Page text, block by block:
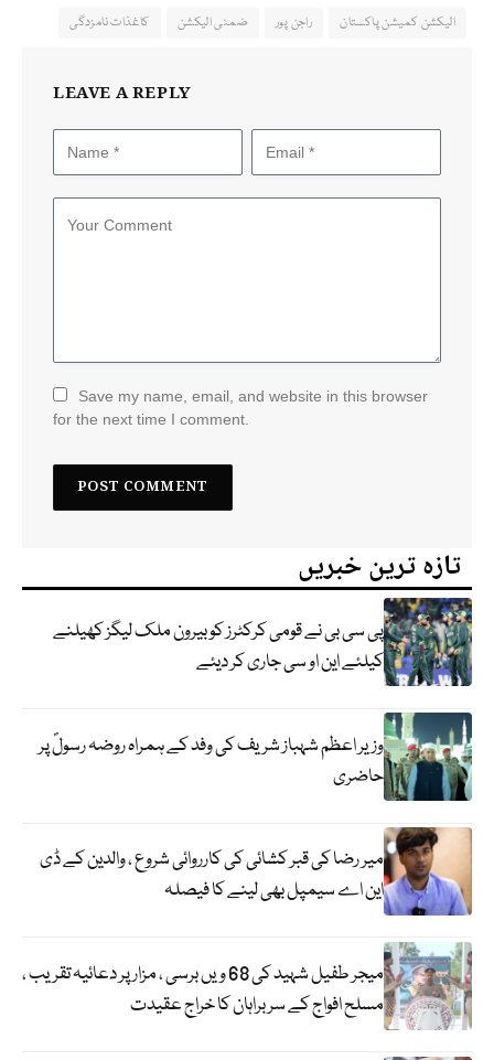
الیکشن کمیشن پاکستان راجن پور ضمنی الیکشن کاغذات نامزدگی
LEAVE A REPLY
Save my name, email, and website in this browser
for the next time I comment.
تازہ ترین خبریں
پی سی بی نے قومی کرکٹرز کو بیرون ملک لیگز کھیلنے
کیلئے این او سی جاری کر دیئے
وزیر اعظم شہباز شریف کی وفد کے ہمراہ روضہ رسولؐ پر
حاضری
میر رضا کی قبر کشائی کی کارروائی شروع ، والدین کے ڈی
این اے سیمپل بھی لینے کا فیصلہ
میجر طفیل شہید کی 68 ویں برسی ، مزار پر دعائیہ تقریب ،
مسلح افواج کے سربراہان کا خراج عقیدت